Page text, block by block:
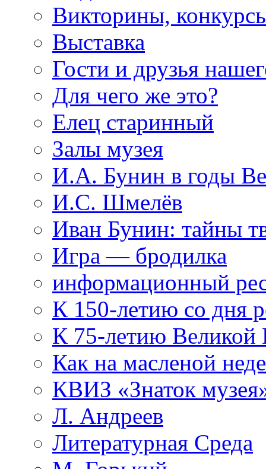
Викторины,
Выставка
Гости и друзья
Для чего же это?
Елец старинный
Залы музея
И.А. Бунин в годы
И.С. Шмелёв
Иван Бунин: тайны
Игра — бродилка
информационный
К 150-летию со дня
К 75-летию Великой
Как на масленой
КВИЗ «Знаток
Л. Андреев
Литературная Среда